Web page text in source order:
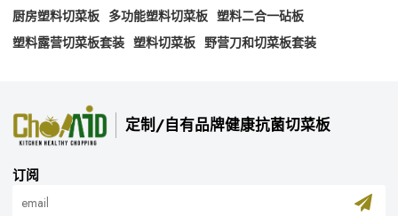
厨房塑料切菜板 多功能塑料切菜板 塑料二合一砧板
塑料露营切菜板套装 塑料切菜板 野营刀和切菜板套装
定制/自有品牌健康抗菌切菜板
订阅